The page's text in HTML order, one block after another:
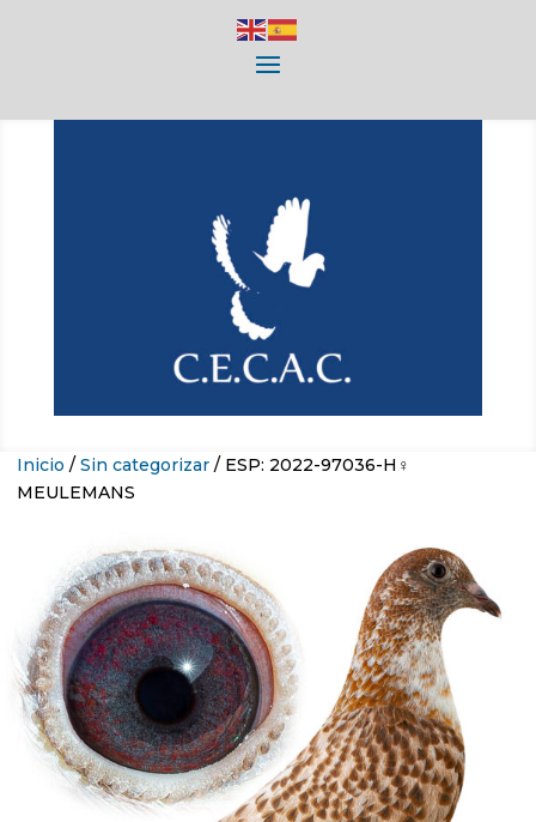
Inicio / Sin categorizar / ESP: 2022-97036-H♀
MEULEMANS